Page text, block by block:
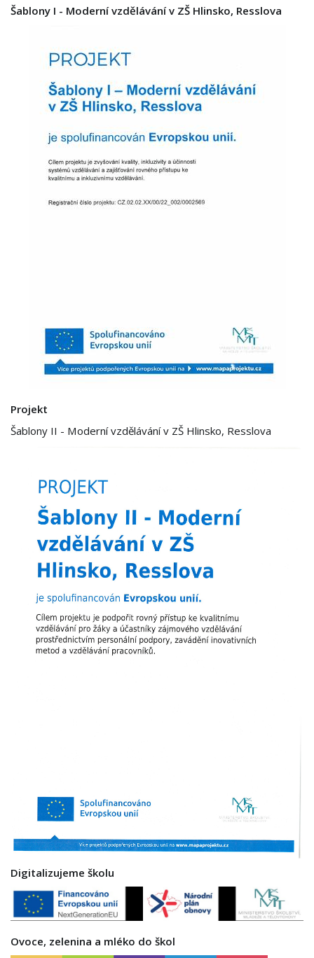
Šablony I - Moderní vzdělávání v ZŠ Hlinsko, Resslova
Projekt
Šablony II - Moderní vzdělávání v ZŠ Hlinsko, Resslova
Digitalizujeme školu
Ovoce, zelenina a mléko do škol